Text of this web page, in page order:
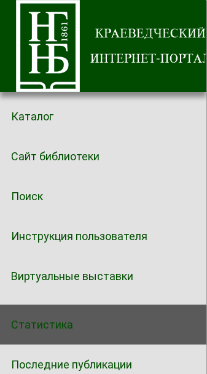
Каталог
Сайт библиотеки
Поиск
Инструкция пользователя
Виртуальные выставки
Статистика
Последние публикации